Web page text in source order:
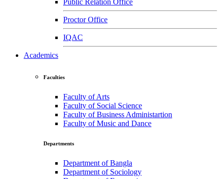
Proctor Office
IQAC
Academics
Faculties
Faculty of Arts
Faculty of Social Science
Faculty of Business Administartion
Faculty of Music and Dance
Departments
Department of Bangla
Department of Sociology